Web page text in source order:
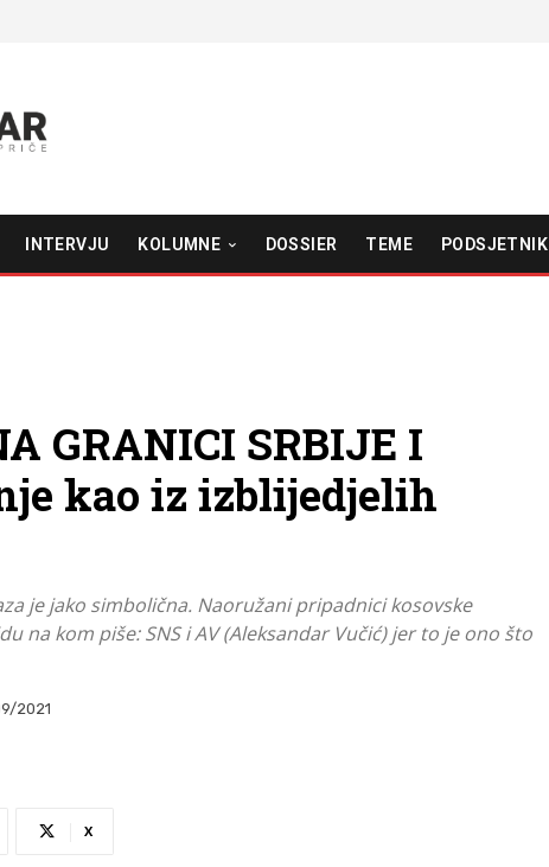
INTERVJU KOLUMNE DOSSIER TEME PODSJETNIK
GRANICI SRBIJE I
kao iz izblijedjelih
je jako simbolična. Naoružani pripadnici kosovske
na kom piše: SNS i AV (Aleksandar Vučić) jer to je ono što
2021
X